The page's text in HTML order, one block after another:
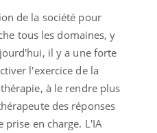
de la société pour
tous les domaines, y
il y a une forte
l'exercice de la
à le rendre plus
des réponses
prise en charge. L'IA